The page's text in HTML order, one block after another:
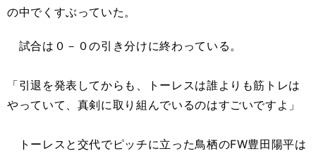
の中でくすぶっていた。
試合は０－０の引き分けに終わっている。
「引退を発表してからも、トーレスは誰よりも筋トレは
やっていて、真剣に取り組んでいるのはすごいですよ」
トーレスと交代でピッチに立った鳥栖のFW豊田陽平は